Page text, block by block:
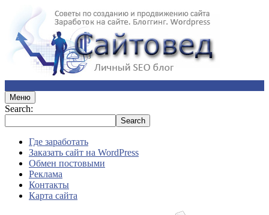
Меню
Search:
Где заработать
Заказать сайт на WordPress
Обмен постовыми
Реклама
Контакты
Карта сайта